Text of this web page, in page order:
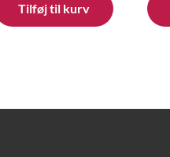
Tilføj til kurv